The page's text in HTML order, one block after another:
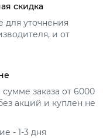
скидка
уточнения
и от
заказа от 6000
акций и куплен не
- 1-3 дня